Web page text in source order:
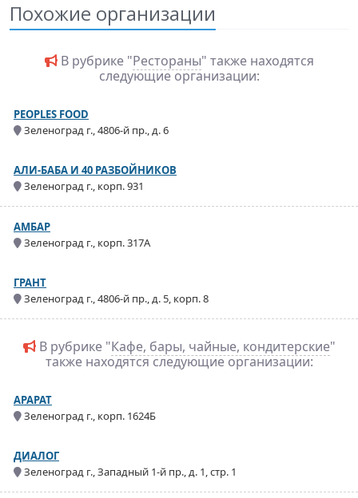
Похожие организации
В рубрике "Рестораны" также находятся
следующие организации:
PEOPLES FOOD
Зеленоград г., 4806-й пр., д. 6
АЛИ-БАБА И 40 РАЗБОЙНИКОВ
Зеленоград г., корп. 931
АМБАР
Зеленоград г., корп. 317А
ГРАНТ
Зеленоград г., 4806-й пр., д. 5, корп. 8
В рубрике "Кафе, бары, чайные, кондитерские"
также находятся следующие организации:
АРАРАТ
Зеленоград г., корп. 1624Б
ДИАЛОГ
Зеленоград г., Западный 1-й пр., д. 1, стр. 1